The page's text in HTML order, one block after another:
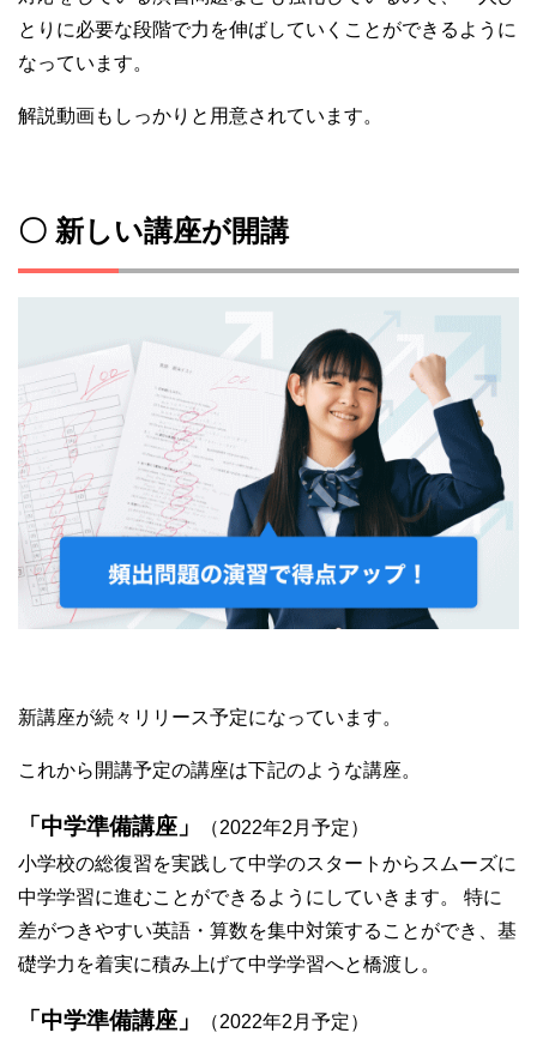
とりに必要な段階で力を伸ばしていくことができるように
なっています。
解説動画もしっかりと用意されています。
〇 新しい講座が開講
新講座が続々リリース予定になっています。
これから開講予定の講座は下記のような講座。
「中学準備講座」
（2022年2月予定）
小学校の総復習を実践して中学のスタートからスムーズに
中学学習に進むことができるようにしていきます。 特に
差がつきやすい英語・算数を集中対策することができ、基
礎学力を着実に積み上げて中学学習へと橋渡し。
「中学準備講座」
（2022年2月予定）